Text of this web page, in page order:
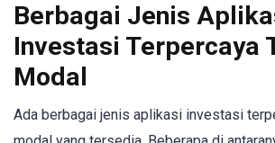
Berbagai Jenis
Investasi Terpercaya
Modal
Ada berbagai jenis aplikasi investasi